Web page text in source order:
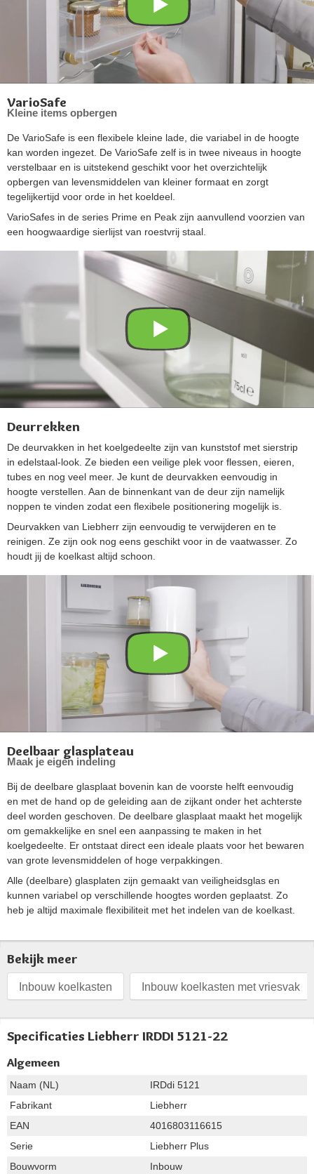
VarioSafe
Kleine items opbergen
De VarioSafe is een flexibele kleine lade, die variabel in de hoogte
kan worden ingezet. De VarioSafe zelf is in twee niveaus in hoogte
verstelbaar en is uitstekend geschikt voor het overzichtelijk
opbergen van levensmiddelen van kleiner formaat en zorgt
tegelijkertijd voor orde in het koeldeel.
VarioSafes in de series Prime en Peak zijn aanvullend voorzien van
een hoogwaardige sierlijst van roestvrij staal.
Deurrekken
De deurvakken in het koelgedeelte zijn van kunststof met sierstrip
in edelstaal-look. Ze bieden een veilige plek voor flessen, eieren,
tubes en nog veel meer. Je kunt de deurvakken eenvoudig in
hoogte verstellen. Aan de binnenkant van de deur zijn namelijk
noppen te vinden zodat een flexibele positionering mogelijk is.
Deurvakken van Liebherr zijn eenvoudig te verwijderen en te
reinigen. Ze zijn ook nog eens geschikt voor in de vaatwasser. Zo
houdt jij de koelkast altijd schoon.
Deelbaar glasplateau
Maak je eigen indeling
Bij de deelbare glasplaat bovenin kan de voorste helft eenvoudig
en met de hand op de geleiding aan de zijkant onder het achterste
deel worden geschoven. De deelbare glasplaat maakt het mogelijk
om gemakkelijke en snel een aanpassing te maken in het
koelgedeelte. Er ontstaat direct een ideale plaats voor het bewaren
van grote levensmiddelen of hoge verpakkingen.
Alle (deelbare) glasplaten zijn gemaakt van veiligheidsglas en
kunnen variabel op verschillende hoogtes worden geplaatst. Zo
heb je altijd maximale flexibiliteit met het indelen van de koelkast.
Bekijk meer
Inbouw koelkasten Inbouw koelkasten met vriesvak
Specificaties Liebherr IRDDI 5121-22
Algemeen
Naam (NL)
IRDdi 5121
Fabrikant
Liebherr
EAN
4016803116615
Serie
Liebherr Plus
Bouwvorm
Inbouw